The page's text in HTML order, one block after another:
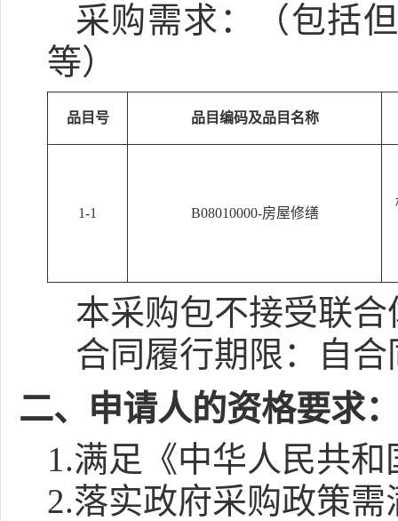
采购需求：（包括
等）
品目号 品目编码及品目名称
1-1 B08010000-房屋修缮
本采购包不接受联合
合同履行期限：
自
二、申请人的资格要求
1.满足《中华人民共
2.落实政府采购政策